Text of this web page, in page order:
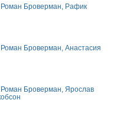
Броверман, Рафик
Броверман, Анастасия
Броверман, Ярослав